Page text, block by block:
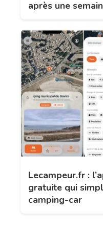
après une
Lecampeur.fr :
gratuite qui
camping-car